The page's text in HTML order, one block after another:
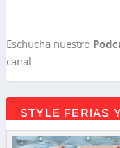
Eschucha nuestro
canal
STYLE FERIAS